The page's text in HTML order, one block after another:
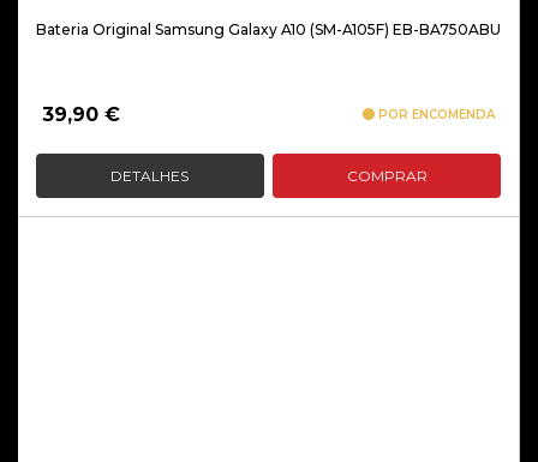
Bateria Original Samsung Galaxy A10 (SM-A105F) EB-BA750ABU
39,90 € POR ENCOMENDA
DETALHES COMPRAR